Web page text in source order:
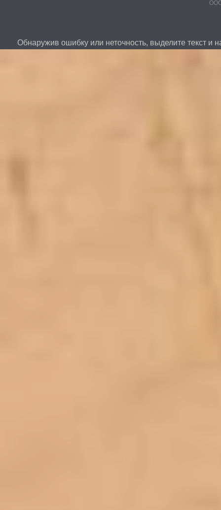
ООО
Обнаружив ошибку или неточность, выделите текст и